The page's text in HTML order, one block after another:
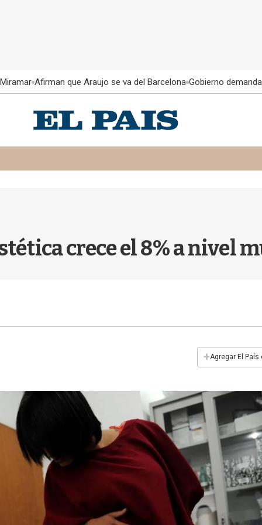
Afirman que Araujo se va del Barcelona Gobierno
crece el 8% a nivel
+Agregar El País